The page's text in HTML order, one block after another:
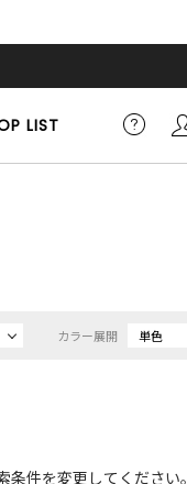
LIST
カラー展開 単色
件を変更してください。